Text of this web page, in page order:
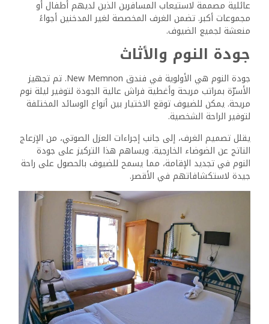
تكييف الهواء والتحكم في المناخ
حيث يوفر مناخًا داخليًا مريحًا وسط حرارة مدينة الأقصر. تم
تجهيز كل غرفة بوحدة تكييف هواء فعالة تسمح للضيوف
بالتحكم في درجة الحرارة حسب تفضيلاتهم.
تم تصميم نظام التحكم في المناخ هذا ليعمل بهدوء، مما
يضمن جوًا هادئًا دون انقطاع. إلى جانب التهوية المناسبة، فإنه
يحافظ على الهواء الداخلي منتعشًا وممتعًا طوال فترة الإقامة.
التدبير المنزلي والنظافة
يتم إجراء خدمات تنظيف الغرف في فندق New Memnon
يوميًا، مما يضمن بقاء الغرف نظيفة ومرتبة. يساهم هذا
الاهتمام المستمر بالنظافة بشكل كبير في تحقيق رضا النزلاء.
يتم تدريب الموظفين على الحفاظ على مستويات عالية من
النظافة في كل من غرف الضيوف والمناطق المشتركة. يتم
توفير بياضات ومناشف جديدة بانتظام، مما يعزز الراحة العامة
والشعور بالترحيب في أماكن الإقامة. تتوفر أيضًا خدمة الغرف،
مما يوفر خيارات مريحة لتناول الطعام دون مغادرة الغرفة
المريحة.
تجربة تناول الطعام في